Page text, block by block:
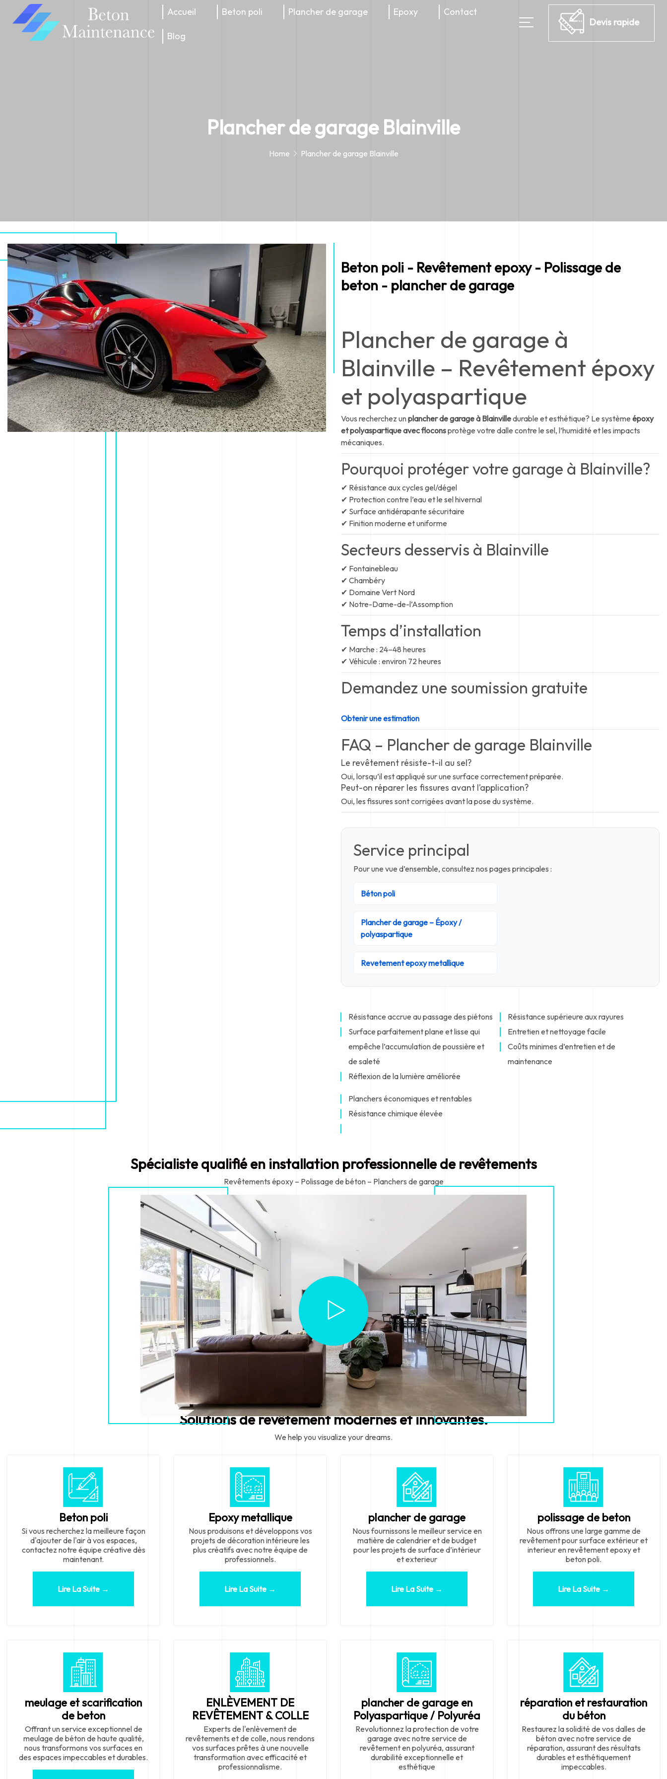
Accueil Beton poli Plancher de garage Epoxy Contact
Blog
Devis rapide
Plancher de garage Blainville
Home Plancher de garage Blainville
Beton poli - Revêtement epoxy - Polissage de
beton - plancher de garage
Plancher de garage à
Blainville – Revêtement époxy
et polyaspartique
Vous recherchez unplancher de garage à Blainvilledurable et esthétique? Le système époxy
et polyaspartique avec floconsprotège votre dalle contre le sel, l’humidité et les impacts
mécaniques.
Pourquoi protéger votre garage à Blainville?
✔ Résistance aux cycles gel/dégel
✔ Protection contre l’eau et le sel hivernal
✔ Surface antidérapante sécuritaire
✔ Finition moderne et uniforme
Secteurs desservis à Blainville
✔ Fontainebleau
✔ Chambéry
✔ Domaine Vert Nord
✔ Notre-Dame-de-l’Assomption
Temps d’installation
✔ Marche : 24–48 heures
✔ Véhicule : environ 72 heures
Demandez une soumission gratuite
Obtenir une estimation
FAQ – Plancher de garage Blainville
Le revêtement résiste-t-il au sel?
Oui, lorsqu’il est appliqué sur une surface correctement préparée.
Peut-on réparer les fissures avant l’application?
Oui, les fissures sont corrigées avant la pose du système.
Service principal
Pour une vue d’ensemble, consultez nos pages principales :
Béton poli
Plancher de garage – Époxy /
polyaspartique
Revetement epoxy metallique
Résistance accrue au passage des piétons
Surface parfaitement plane et lisse qui
empêche l’accumulation de poussière et
de saleté
Réflexion de la lumière améliorée
Résistance supérieure aux rayures
Entretien et nettoyage facile
Coûts minimes d’entretien et de
maintenance
Planchers économiques et rentables
Résistance chimique élevée
Spécialiste qualifié en installation professionnelle de revêtements
Revêtements époxy – Polissage de béton – Planchers de garage
Solutions de revêtement modernes et innovantes.
We help you visualize your dreams.
Beton poli
Si vous recherchez la meilleure façon
d'ajouter de l'air à vos espaces,
contactez notre équipe créative dès
maintenant.
Lire La Suite →
Epoxy metallique
Nous produisons et développons vos
projets de décoration intérieure les
plus créatifs avec notre équipe de
professionnels.
Lire La Suite →
plancher de garage
Nous fournissons le meilleur service en
matière de calendrier et de budget
pour les projets de surface d’intérieur
et exterieur
Lire La Suite →
polissage de beton
Nous offrons une large gamme de
revêtement pour surface extérieur et
interieur en revêtement epoxy et
beton poli.
Lire La Suite →
meulage et scarification
de beton
Offrant un service exceptionnel de
meulage de béton de haute qualité,
nous transformons vos surfaces en
des espaces impeccables et durables.
ENLÈVEMENT DE
REVÊTEMENT & COLLE
Experts de l'enlèvement de
revêtements et de colle, nous rendons
vos surfaces prêtes à une nouvelle
transformation avec efficacité et
professionnalisme.
plancher de garage en
Polyaspartique / Polyuréa
Revolutionnez la protection de votre
garage avec notre service de
revêtement en polyuréa, assurant
durabilité exceptionnelle et
esthétique
réparation et restauration
du béton
Restaurez la solidité de vos dalles de
béton avec notre service de
réparation, assurant des résultats
durables et esthétiquement
impeccables.